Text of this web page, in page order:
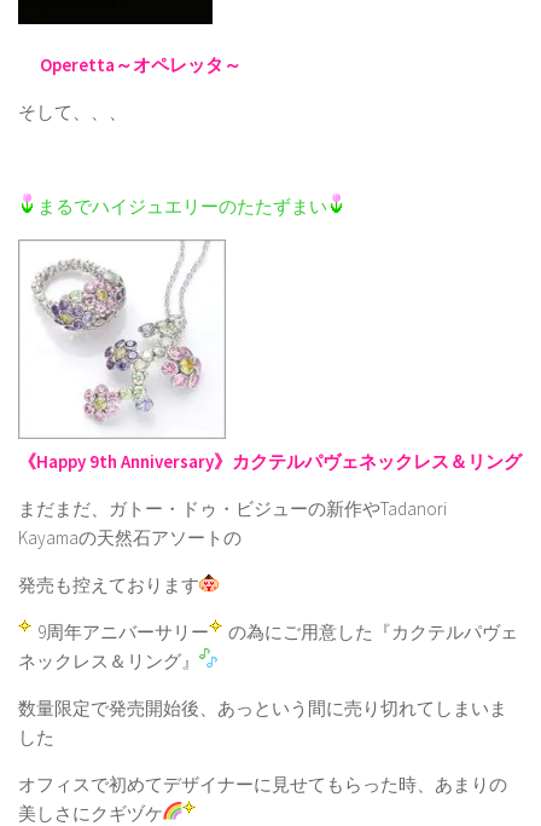
Operetta～オペレッタ～
そして、、、
まるでハイジュエリーのたたずまい
《Happy 9th Anniversary》カクテルパヴェネックレス＆リング
まだまだ、ガトー・ドゥ・ビジューの新作やTadanori
Kayamaの天然石アソートの
発売も控えております
9周年アニバーサリー
の為にご用意した『カクテルパヴェ
ネックレス＆リング』
数量限定で発売開始後、あっという間に売り切れてしまいま
した
オフィスで初めてデザイナーに見せてもらった時、あまりの
美しさにクギヅケ